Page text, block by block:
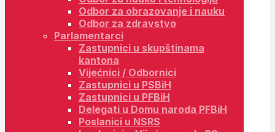
Odbor za obrazovanje i nauku
Odbor za zdravstvo
Parlamentarci
Zastupnici u skupštinama
kantona
Vijećnici / Odbornici
Zastupnici u PSBiH
Zastupnici u PFBiH
Delegati u Domu naroda PFBiH
Poslanici u NSRS